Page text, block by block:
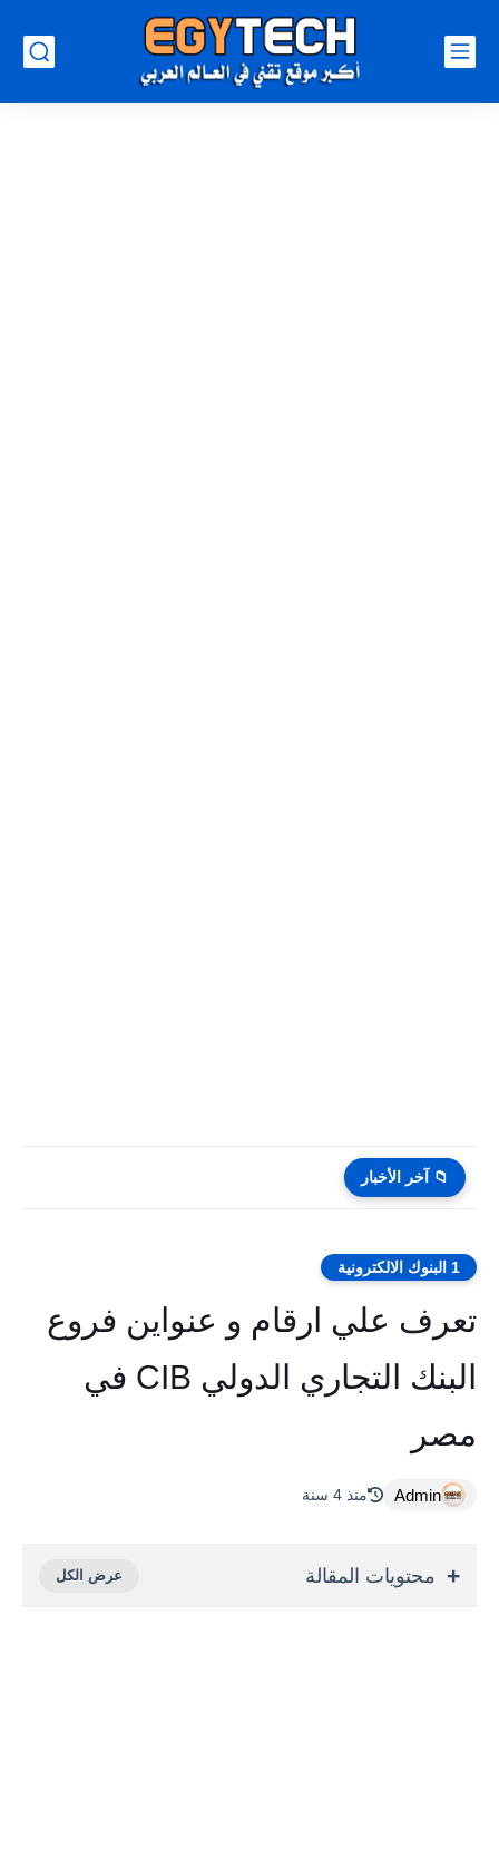
📁 آخر الأخبار
1 البنوك الالكترونية
تعرف علي ارقام و عنواين فروع
البنك التجاري الدولي CIB في
مصر
Admin منذ 4 سنة
محتويات المقالة